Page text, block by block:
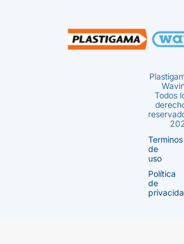
Todos
Terminos
de
uso
Política
de